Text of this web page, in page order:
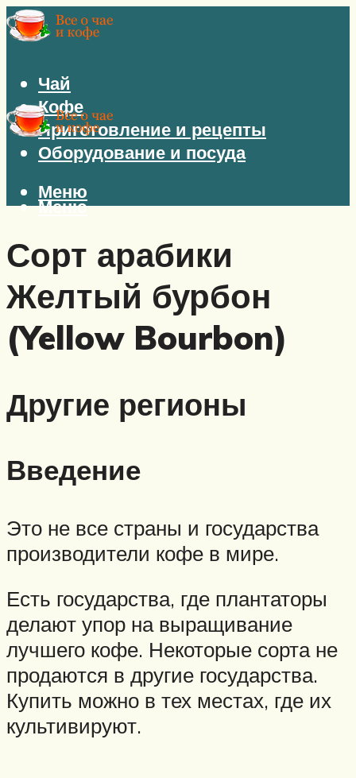
Чай
Кофе
Приготовление и рецепты
Оборудование и посуда
Меню
Меню
Сорт арабики
Желтый бурбон
(Yellow Bourbon)
Другие регионы
Введение
Это не все страны и государства
производители кофе в мире.
Есть государства, где плантаторы
делают упор на выращивание
лучшего кофе. Некоторые сорта не
продаются в другие государства.
Купить можно в тех местах, где их
культивируют.